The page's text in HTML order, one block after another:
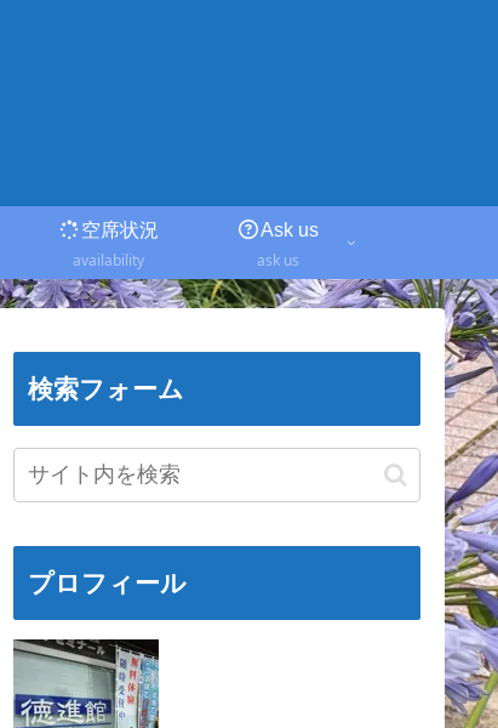
空席状況
availability
Ask us
ask us
検索フォーム
プロフィール